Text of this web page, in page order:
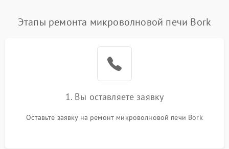
Появление запаха гари Подробнее →
2200 ₽
Не работают сенсорные
Этапы ремонта микроволновой печи Bork
1. Вы оставляете заявку
Оставьте заявку на ремонт микроволновой печи Bork